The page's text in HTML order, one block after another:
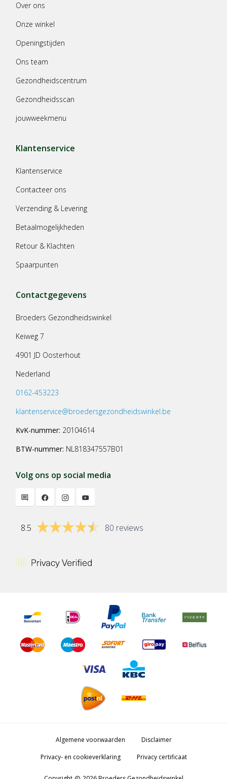
Over ons
Onze winkel
Openingstijden
Ons team
Gezondheidscentrum
Gezondheidsscan
jouwweekmenu
Klantenservice
Klantenservice
Contacteer ons
Verzending & Levering
Betaalmogelijkheden
Retour & Klachten
Spaarpunten
Contactgegevens
Broeders Gezondheidswinkel
Keiweg 7
4901 JD Oosterhout
Nederland
0162-453223
klantenservice@broedersgezondheidswinkel.be
KvK-nummer: 20104614
BTW-nummer: NL818347557B01
Volg ons op social media
8.5 80 reviews
Algemene voorwaarden
Disclaimer
Privacy- en cookieverklaring
Privacy certificaat